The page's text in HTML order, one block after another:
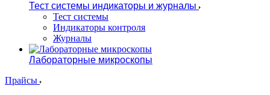
Тест системы индикаторы и журналы
Тест системы
Индикаторы контроля
Журналы
Лабораторные микроскопы
Прайсы